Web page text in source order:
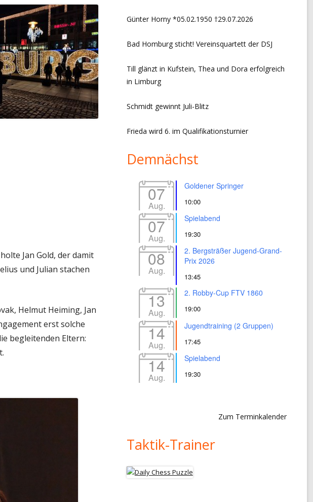
CHRONIK VORSITZ + EVENTS
LINKS
IMPRESSUM
DATENSCHUTZERKLÄRUNG
Jan Gold, der damit
und Julian stachen
Helmut Heiming, Jan
erst solche
begleitenden Eltern:
Günter Horny *05.02.1950 †29.07.2026
Bad Homburg sticht! Vereinsquartett der DSJ
Till glänzt in Kufstein, Thea und Dora erfolgreich
in Limburg
Schmidt gewinnt Juli-Blitz
Frieda wird 6. im Qualifikationsturnier
Demnächst
07
Aug.
Goldener Springer
10:00
07
Aug.
Spielabend
19:30
08
Aug.
2. Bergsträßer Jugend-Grand-
Prix 2026
13:45
13
Aug.
2. Robby-Cup FTV 1860
19:00
14
Aug.
Jugendtraining (2 Gruppen)
17:45
14
Aug.
Spielabend
19:30
Zum Terminkalender
Taktik-Trainer